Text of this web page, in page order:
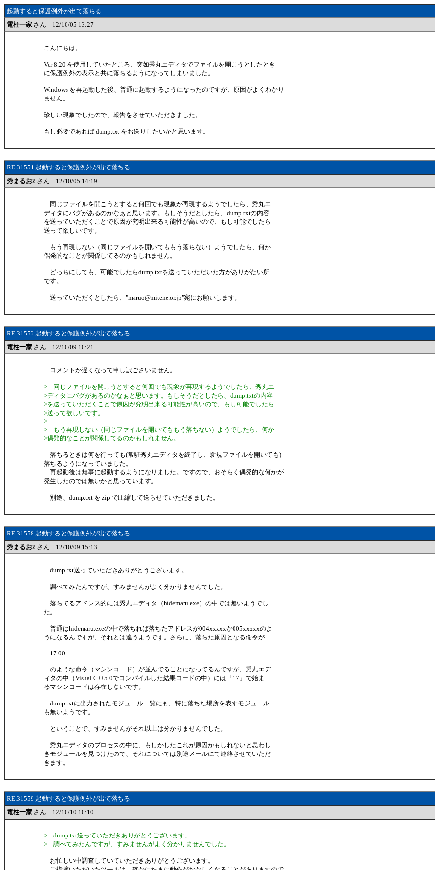
起動すると保護例外が出て落ちる
電柱一家 さん 12/10/05 13:27
こんにちは。
Ver 8.20 を使用していたところ、突如秀丸エディタでファイルを開こうとしたとき
に保護例外の表示と共に落ちるようになってしまいました。
Windows を再起動した後、普通に起動するようになったのですが、原因がよくわかり
ません。
珍しい現象でしたので、報告をさせていただきました。
もし必要であれば dump.txt をお送りしたいかと思います。
RE:31551 起動すると保護例外が出て落ちる
秀まるお2 さん 12/10/05 14:19
同じファイルを開こうとすると何回でも現象が再現するようでしたら、秀丸エ
ディタにバグがあるのかなぁと思います。もしそうだとしたら、dump.txtの内容
を送っていただくことで原因が究明出来る可能性が高いので、もし可能でしたら
送って欲しいです。
もう再現しない（同じファイルを開いてももう落ちない）ようでしたら、何か
偶発的なことが関係してるのかもしれません。
どっちにしても、可能でしたらdump.txtを送っていただいた方がありがたい所
です。
送っていただくとしたら、"maruo@mitene.or.jp"宛にお願いします。
RE:31552 起動すると保護例外が出て落ちる
電柱一家 さん 12/10/09 10:21
コメントが遅くなって申し訳ございません。
> 同じファイルを開こうとすると何回でも現象が再現するようでしたら、秀丸エ
>ディタにバグがあるのかなぁと思います。もしそうだとしたら、dump.txtの内容
>を送っていただくことで原因が究明出来る可能性が高いので、もし可能でしたら
>送って欲しいです。
>
> もう再現しない（同じファイルを開いてももう落ちない）ようでしたら、何か
>偶発的なことが関係してるのかもしれません。
落ちるときは何を行っても(常駐秀丸エディタを終了し、新規ファイルを開いても)
落ちるようになっていました。
再起動後は無事に起動するようになりました。ですので、おそらく偶発的な何かが
発生したのでは無いかと思っています。
別途、dump.txt を zip で圧縮して送らせていただきました。
RE:31558 起動すると保護例外が出て落ちる
秀まるお2 さん 12/10/09 15:13
dump.txt送っていただきありがとうございます。
調べてみたんですが、すみませんがよく分かりませんでした。
落ちてるアドレス的には秀丸エディタ（hidemaru.exe）の中では無いようでし
た。
普通はhidemaru.exeの中で落ちれば落ちたアドレスが004xxxxxか005xxxxxのよ
うになるんですが、それとは違うようです。さらに、落ちた原因となる命令が
17 00 ...
のような命令（マシンコード）が並んでることになってるんですが、秀丸エデ
ィタの中（Visual C++5.0でコンパイルした結果コードの中）には「17」で始ま
るマシンコードは存在しないです。
dump.txtに出力されたモジュール一覧にも、特に落ちた場所を表すモジュール
も無いようです。
ということで、すみませんがそれ以上は分かりませんでした。
秀丸エディタのプロセスの中に、もしかしたこれが原因かもしれないと思わし
きモジュールを見つけたので、それについては別途メールにて連絡させていただ
きます。
RE:31559 起動すると保護例外が出て落ちる
電柱一家 さん 12/10/10 10:10
> dump.txt送っていただきありがとうございます。
> 調べてみたんですが、すみませんがよく分かりませんでした。
お忙しい中調査していていただきありがとうございます。